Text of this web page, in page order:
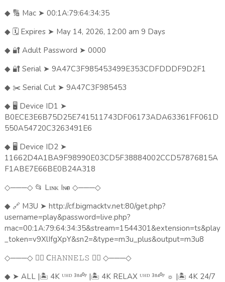
◆ 🔢 Mac ➤ 00:1A:79:64:34:35
◆ 🗓️ Expires ➤ May 14, 2026, 12:00 am 9 Days
◆ 🔐 Adult Password ➤ 0000
◆ 🔐 Serial ➤ 9A47C3F985453499E353CDFDDDF9D2F1
◆ ✂️Serial Cut ➤ 9A47C3F985453
◆ 🖥️ Device ID1 ➤
B0ECE3E6B75D25E741511743DF06173ADA63361FF061D
550A54720C3263491E6
◆ 🖥️ Device ID2 ➤
11662D4A1BA9F98990E03CD5F38884002CCD57876815A
F1ABE7E66BE0B24A318
◇───◇ 📂 Lɪɴᴋ Iɴғᴏ ◇───◇
◆ 🔗 M3U ➤ http://cf.bigmacktv.net:80/get.php?
username=play&password=live.php?
mac=00:1A:79:64:34:35&stream=1544301&extension=ts&play
_token=v9XlIfgXpY&sn2=&type=m3u_plus&output=m3u8
◇───◇ 🏴‍☠️ C𝙷𝙰𝙽𝙽𝙴𝙻𝚂 🏴‍☠️ ◇───◇
◆ ➤ ALL |🏝️️ 4K ᵁᴴᴰ ³⁸⁴⁰ᴾ |🏝️️ 4K RELAX ᵁᴴᴰ ³⁸⁴⁰ᴾ ☼ |🏝️️ 4K 24/7